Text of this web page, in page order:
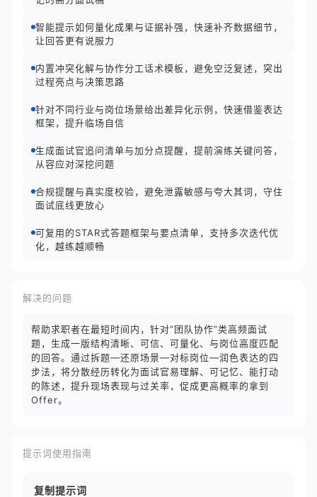
智能提示如何量化成果与证据补强，快速补齐数据细节，
让回答更有说服力
内置冲突化解与协作分工话术模板，避免空泛复述，突出
过程亮点与决策思路
针对不同行业与岗位场景给出差异化示例，快速借鉴表达
框架，提升临场自信
生成面试官追问清单与加分点提醒，提前演练关键问答，
从容应对深挖问题
合规提醒与真实度校验，避免泄露敏感与夸大其词，守住
面试底线更放心
可复用的STAR式答题框架与要点清单，支持多次迭代优
化，越练越顺畅
解决的问题
帮助求职者在最短时间内，针对“团队协作”类高频面试
题，生成一版结构清晰、可信、可量化、与岗位高度匹配
的回答。通过拆题—还原场景—对标岗位—润色表达的四
步法，将分散经历转化为面试官易理解、可记忆、能打动
的陈述，提升现场表现与过关率，促成更高概率的拿到
Offer。
提示词使用指南
复制提示词